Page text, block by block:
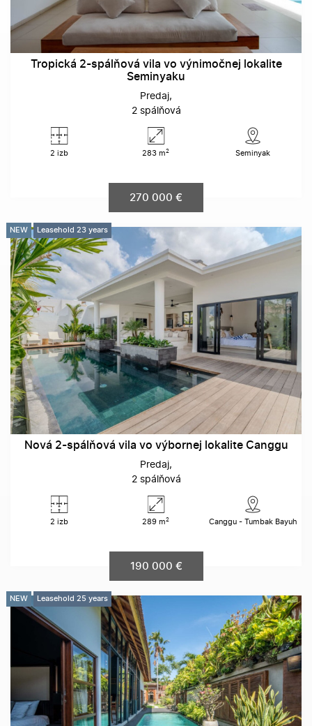
Tropická 2-spálňová vila vo výnimočnej lokalite
Seminyaku
Predaj
2 spálňová
2 izb 283 m2 Seminyak
270 000 €
NEW Leasehold 23 years
Nová 2-spálňová vila vo výbornej lokalite Canggu
Predaj
2 spálňová
2 izb 289 m2 Canggu - Tumbak Bayuh
190 000 €
NEW Leasehold 25 years